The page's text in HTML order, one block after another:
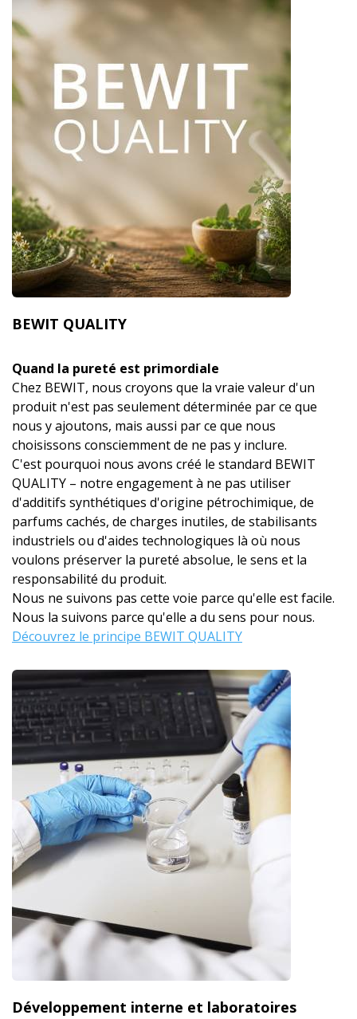
BEWIT QUALITY
Quand la pureté est primordiale
Chez BEWIT, nous croyons que la vraie valeur d'un
produit n'est pas seulement déterminée par ce que
nous y ajoutons, mais aussi par ce que nous
choisissons consciemment de ne pas y inclure.
C'est pourquoi nous avons créé le standard BEWIT
QUALITY – notre engagement à ne pas utiliser
d'additifs synthétiques d'origine pétrochimique, de
parfums cachés, de charges inutiles, de stabilisants
industriels ou d'aides technologiques là où nous
voulons préserver la pureté absolue, le sens et la
responsabilité du produit.
Nous ne suivons pas cette voie parce qu'elle est facile.
Nous la suivons parce qu'elle a du sens pour nous.
Découvrez le principe BEWIT QUALITY
Développement interne et laboratoires